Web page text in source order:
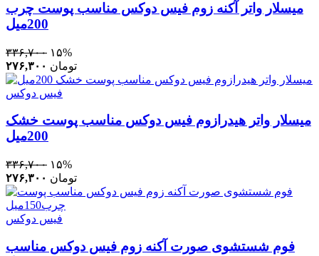
میسلار واتر آکنه زوم فیس دوکس مناسب پوست چرب
200میل
۳۳۶,۷۰۰ ۱۵%
۲۷۶,۳۰۰ تومان
فیس دوکس
میسلار واتر هیدرازوم فیس دوکس مناسب پوست خشک
200میل
۳۳۶,۷۰۰ ۱۵%
۲۷۶,۳۰۰ تومان
فیس دوکس
فوم شستشوی صورت آکنه زوم فیس دوکس مناسب